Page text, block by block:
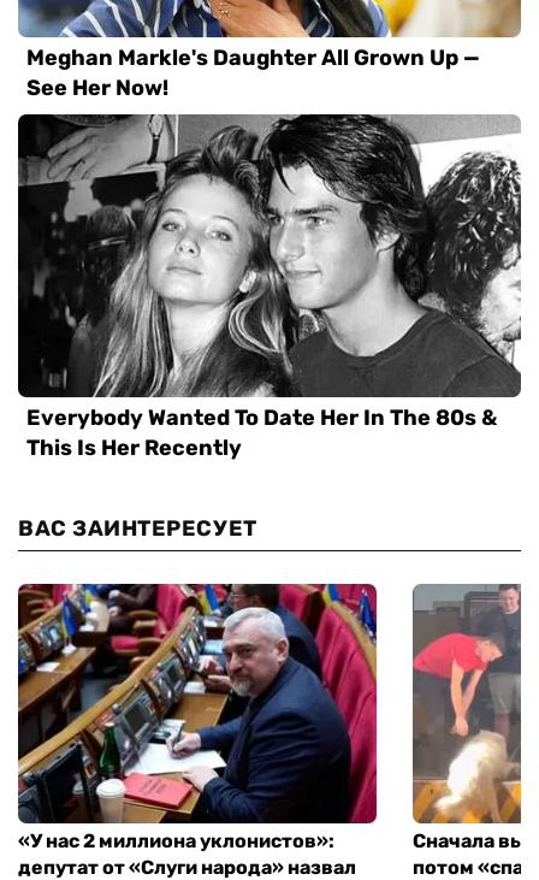
ВАС ЗАИНТЕРЕСУЕТ
«У нас 2 миллиона уклонистов»:
депутат от «Слуги народа» назвал
Сначала
потом